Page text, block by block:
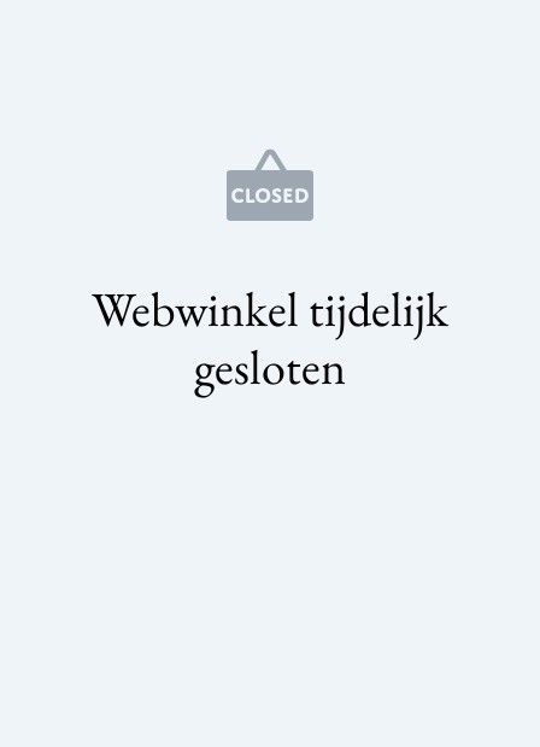
Webwinkel tijdelijk
gesloten